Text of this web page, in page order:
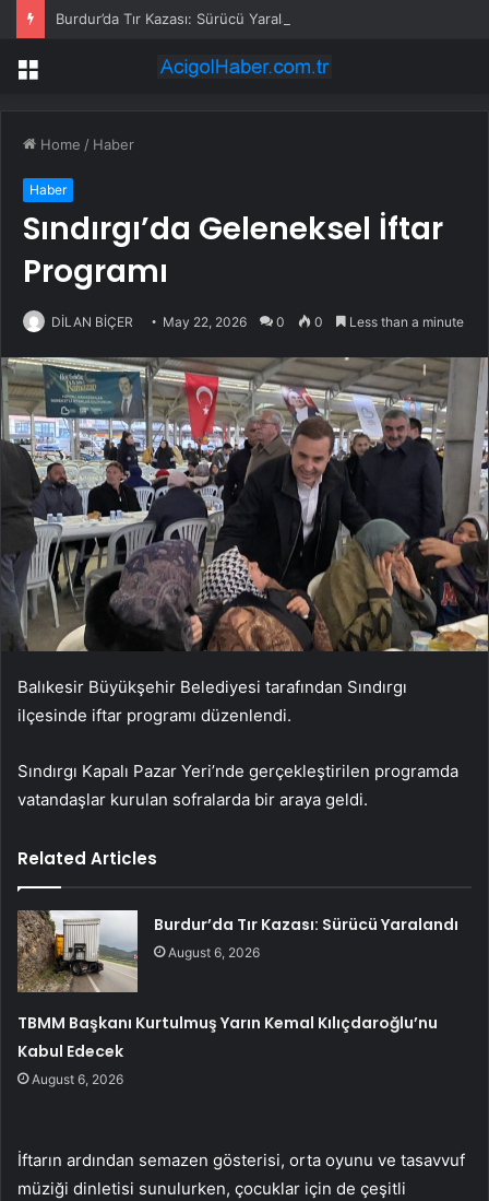
Burdur’da Tır Kazası: Sürücü Yaralandı
Menu
Home / Haber
Haber
Sındırgı’da Geleneksel İftar
Programı
DİLAN BİÇER May 22, 2026 0 0 Less than a minute
Balıkesir Büyükşehir Belediyesi tarafından Sındırgı
ilçesinde iftar programı düzenlendi.
Sındırgı Kapalı Pazar Yeri’nde gerçekleştirilen programda
vatandaşlar kurulan sofralarda bir araya geldi.
Related Articles
Burdur’da Tır Kazası: Sürücü Yaralandı
August 6, 2026
TBMM Başkanı Kurtulmuş Yarın Kemal Kılıçdaroğlu’nu
Kabul Edecek
August 6, 2026
İftarın ardından semazen gösterisi, orta oyunu ve tasavvuf
müziği dinletisi sunulurken, çocuklar için de çeşitli